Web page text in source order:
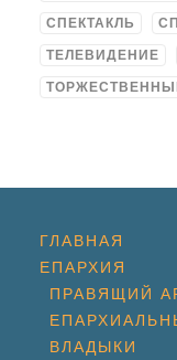
СПЕКТАКЛЬ
ТЕЛЕВИДЕНИЕ
ГЛАВНАЯ
ЕПАРХИЯ
ПРАВЯЩИЙ
ВЛАДЫКИ